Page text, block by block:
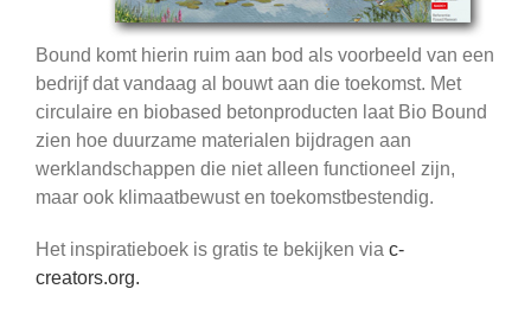
Bound komt hierin ruim aan bod als voorbeeld van een
bedrijf dat vandaag al bouwt aan die toekomst. Met
circulaire en biobased betonproducten laat Bio Bound
zien hoe duurzame materialen bijdragen aan
werklandschappen die niet alleen functioneel zijn,
maar ook klimaatbewust en toekomstbestendig.
Het inspiratieboek is gratis te bekijken via c-
creators.org.